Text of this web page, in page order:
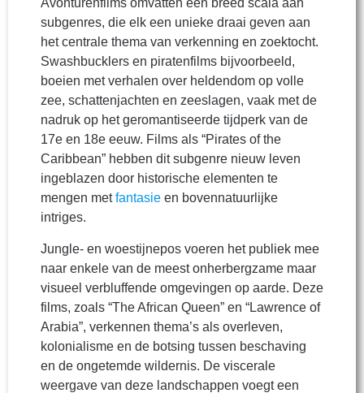
Avonturenfilms omvatten een breed scala aan
subgenres, die elk een unieke draai geven aan
het centrale thema van verkenning en zoektocht.
Swashbucklers en piratenfilms bijvoorbeeld,
boeien met verhalen over heldendom op volle
zee, schattenjachten en zeeslagen, vaak met de
nadruk op het geromantiseerde tijdperk van de
17e en 18e eeuw. Films als “Pirates of the
Caribbean” hebben dit subgenre nieuw leven
ingeblazen door historische elementen te
mengen metfantasie en bovennatuurlijke
intriges.
Jungle- en woestijnepos voeren het publiek mee
naar enkele van de meest onherbergzame maar
visueel verbluffende omgevingen op aarde. Deze
films, zoals “The African Queen” en “Lawrence of
Arabia”, verkennen thema’s als overleven,
kolonialisme en de botsing tussen beschaving
en de ongetemde wildernis. De viscerale
weergave van deze landschappen voegt een